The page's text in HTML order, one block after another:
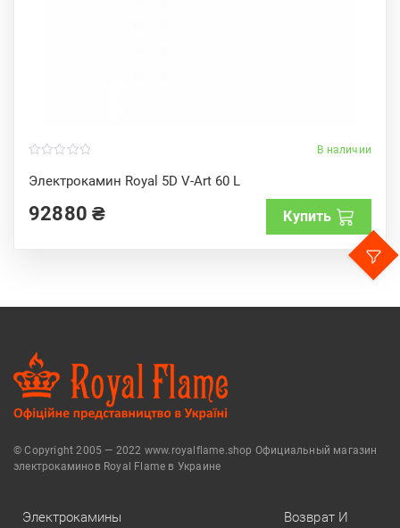
В наличии
Электрокамин Royal 5D V-Art 60 L
o
u
o
f
92880₴ Купить
© Copyright 2005 — 2022 www.royalflame.shop Официальный магазин
электрокаминов Royal Flame в Украине
Электрокамины
Возврат И